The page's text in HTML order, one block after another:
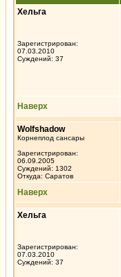
Хельга
Зарегистрирован:
07.03.2010
Суждений: 37
Наверх
Wolfshadow
Корнеплод сансары
Зарегистрирован:
06.09.2005
Суждений: 1302
Откуда: Саратов
Наверх
Хельга
Зарегистрирован:
07.03.2010
Суждений: 37